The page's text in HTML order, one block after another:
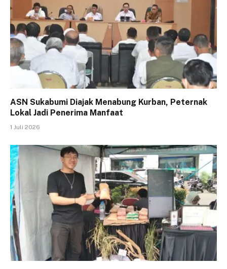
ASN Sukabumi Diajak Menabung Kurban, Peternak
Lokal Jadi Penerima Manfaat
1 Juli 2026